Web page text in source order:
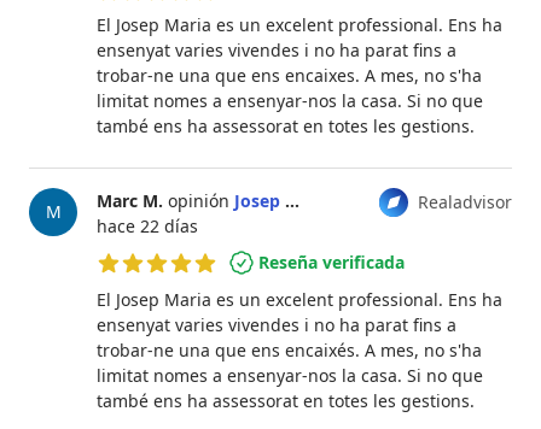
5 de 5 estrellas
El Josep Maria es un excelent professional. Ens ha
ensenyat varies vivendes i no ha parat fins a
trobar-ne una que ens encaixes. A mes, no s'ha
limitat nomes a ensenyar-nos la casa. Si no que
també ens ha assessorat en totes les gestions.
M Realadvisor
Marc M. opinión Josep María Franquesa
hace 22 días
Reseña verificada
5 de 5 estrellas
El Josep Maria es un excelent professional. Ens ha
ensenyat varies vivendes i no ha parat fins a
trobar-ne una que ens encaixés. A mes, no s'ha
limitat nomes a ensenyar-nos la casa. Si no que
també ens ha assessorat en totes les gestions.